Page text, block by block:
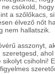
csókold,
a szőlőkacs,
élvező nőt
nem hallatszik.
asszonyt,
szeretgesd,
sikolyt csiholni!